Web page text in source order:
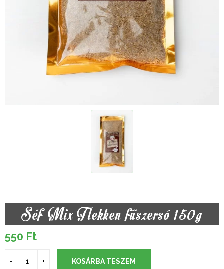
Séf-Mix Flekken fűszersó 150g
550 Ft
KOSÁRBA TESZEM